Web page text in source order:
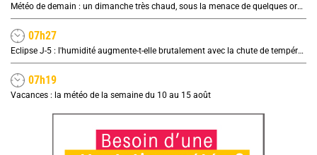
Météo de demain : un dimanche très chaud, sous la menace de quelques orages
07h27
Eclipse J-5 : l'humidité augmente-t-elle brutalement avec la chute de température pendant l'éclipse du 12 août ?
07h19
Vacances : la météo de la semaine du 10 au 15 août